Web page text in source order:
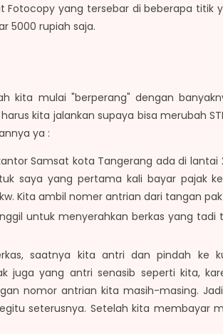
yang tersebar di beberapa titik
5000 rupiah saja.
kita mulai "berperang" dengan
kita jalankan supaya bisa merubah
ya :
Samsat kota Tangerang ada di lantai
saya yang pertama kali bayar pajak
Kita ambil nomer antrian dari tangan
untuk menyerahkan berkas yang tadi
saatnya kita antri dan pindah ke
juga yang antri senasib seperti kita,
nomor antrian kita masih-masing.
seterusnya. Setelah kita membayar